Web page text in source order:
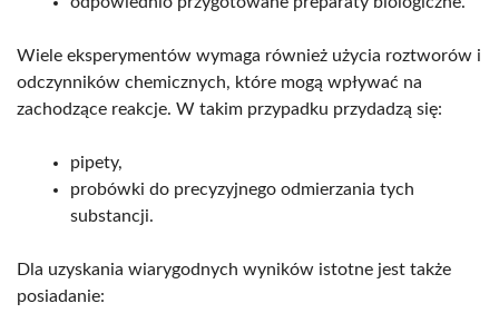
Wiele eksperymentów wymaga również użycia roztworów i
odczynników chemicznych, które mogą wpływać na
zachodzące reakcje. W takim przypadku przydadzą się:
pipety,
probówki do precyzyjnego odmierzania tych
substancji.
Dla uzyskania wiarygodnych wyników istotne jest także
posiadanie: